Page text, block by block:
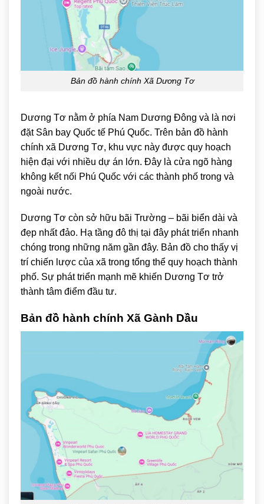
Bản đồ hành chính Xã Dương Tơ
Dương Tơ nằm ở phía Nam Dương Đông và là nơi
đặt Sân bay Quốc tế Phú Quốc. Trên bản đồ hành
chính xã Dương Tơ, khu vực này được quy hoạch
hiện đại với nhiều dự án lớn. Đây là cửa ngõ hàng
không kết nối Phú Quốc với các thành phố trong và
ngoài nước.
Dương Tơ còn sở hữu bãi Trường – bãi biển dài và
đẹp nhất đảo. Hạ tầng đô thị tại đây phát triển nhanh
chóng trong những năm gần đây. Bản đồ cho thấy vị
trí chiến lược của xã trong tổng thể quy hoạch thành
phố. Sự phát triển mạnh mẽ khiến Dương Tơ trở
thành tâm điểm đầu tư.
Bản đồ hành chính Xã Gành Dầu